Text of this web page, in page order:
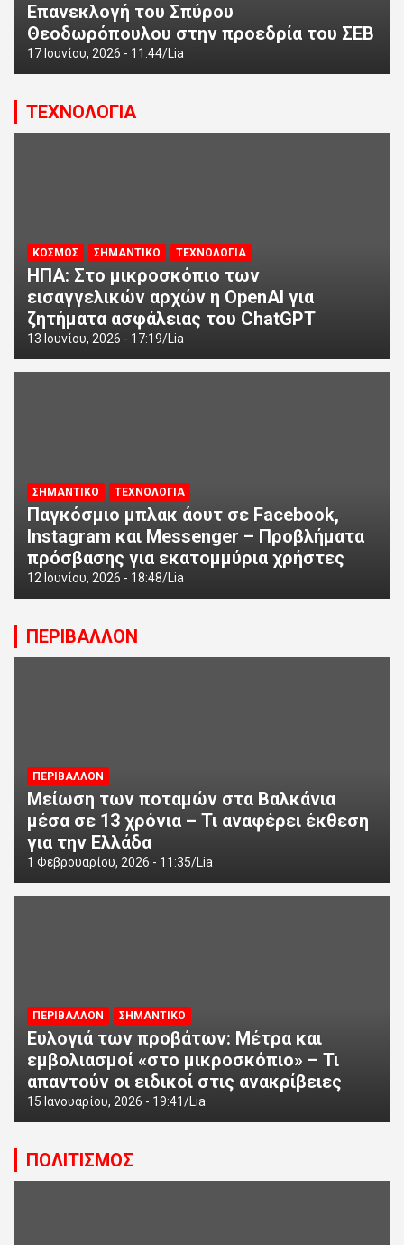
Επανεκλογή του Σπύρου
Θεοδωρόπουλου στην προεδρία του ΣΕΒ
17 Ιουνίου, 2026 - 11:44 Lia
ΤΕΧΝΟΛΟΓΙΑ
ΚΟΣΜΟΣ ΣΗΜΑΝΤΙΚΟ ΤΕΧΝΟΛΟΓΙΑ
ΗΠΑ: Στο μικροσκόπιο των
εισαγγελικών αρχών η OpenAI για
ζητήματα ασφάλειας του ChatGPT
13 Ιουνίου, 2026 - 17:19 Lia
ΣΗΜΑΝΤΙΚΟ ΤΕΧΝΟΛΟΓΙΑ
Παγκόσμιο μπλακ άουτ σε Facebook,
Instagram και Messenger – Προβλήματα
πρόσβασης για εκατομμύρια χρήστες
12 Ιουνίου, 2026 - 18:48 Lia
ΠΕΡΙΒΑΛΛΟΝ
ΠΕΡΙΒΑΛΛΟΝ
Μείωση των ποταμών στα Βαλκάνια
μέσα σε 13 χρόνια – Τι αναφέρει έκθεση
για την Ελλάδα
1 Φεβρουαρίου, 2026 - 11:35 Lia
ΠΕΡΙΒΑΛΛΟΝ ΣΗΜΑΝΤΙΚΟ
Ευλογιά των προβάτων: Μέτρα και
εμβολιασμοί «στο μικροσκόπιο» – Τι
απαντούν οι ειδικοί στις ανακρίβειες
15 Ιανουαρίου, 2026 - 19:41 Lia
ΠΟΛΙΤΙΣΜΟΣ